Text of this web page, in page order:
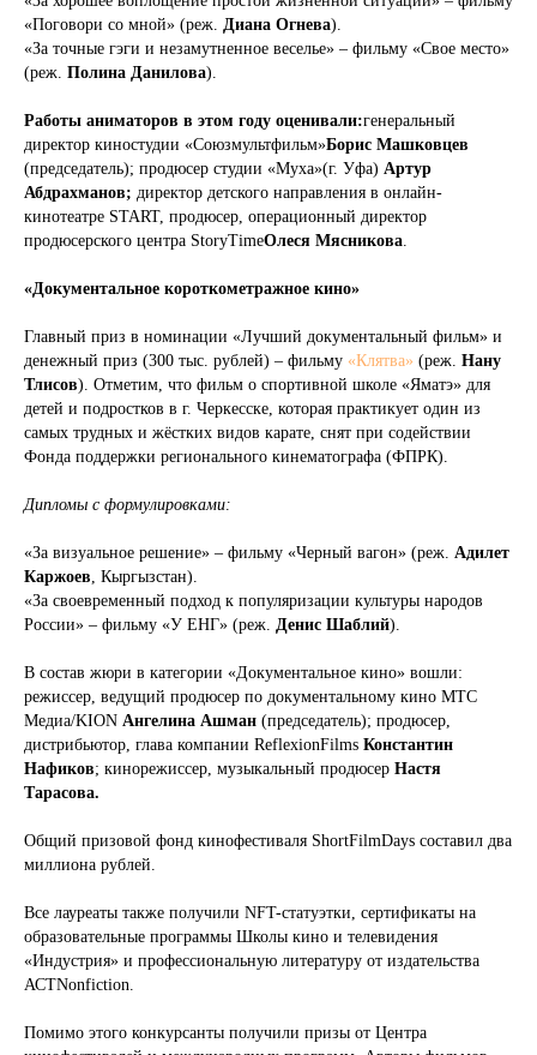
«Поговори со мной» (реж. Диана Огнева).
«За точные гэги и незамутненное веселье» – фильму «Свое место»
(реж. Полина Данилова).
Работы аниматоров в этом году оценивали:генеральный
директор киностудии «Союзмультфильм»Борис Машковцев
(председатель); продюсер студии «Муха»(г. Уфа) Артур
Абдрахманов; директор детского направления в онлайн-
кинотеатре START, продюсер, операционный директор
продюсерского центра StoryTimeОлеся Мясникова.
«Документальное короткометражное кино»
Главный приз в номинации «Лучший документальный фильм» и
денежный приз (300 тыс. рублей) – фильму «Клятва» (реж. Нану
Тлисов). Отметим, что фильм о спортивной школе «Яматэ» для
детей и подростков в г. Черкесске, которая практикует один из
самых трудных и жёстких видов карате, снят при содействии
Фонда поддержки регионального кинематографа (ФПРК).
Дипломы с формулировками:
«За визуальное решение» – фильму «Черный вагон» (реж. Адилет
Каржоев, Кыргызстан).
«За своевременный подход к популяризации культуры народов
России» – фильму «У ЕНГ» (реж. Денис Шаблий).
В состав жюри в категории «Документальное кино» вошли:
режиссер, ведущий продюсер по документальному кино МТС
Медиа/KION Ангелина Ашман (председатель); продюсер,
дистрибьютор, глава компании ReflexionFilms Константин
Нафиков; кинорежиссер, музыкальный продюсер Настя
Тарасова.
Общий призовой фонд кинофестиваля ShortFilmDays составил два
миллиона рублей.
Все лауреаты также получили NFT-статуэтки, сертификаты на
образовательные программы Школы кино и телевидения
«Индустрия» и профессиональную литературу от издательства
АСТNonfiction.
Помимо этого конкурсанты получили призы от Центра